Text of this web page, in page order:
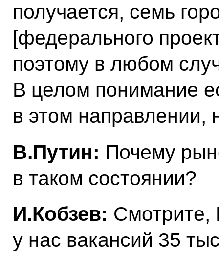
получается, семь
[федерального
поэтому в любом
В целом понимание
в этом направлении,
В.Путин: Почему
в таком состоянии?
И.Кобзев: Смотрите,
у нас вакансий 35